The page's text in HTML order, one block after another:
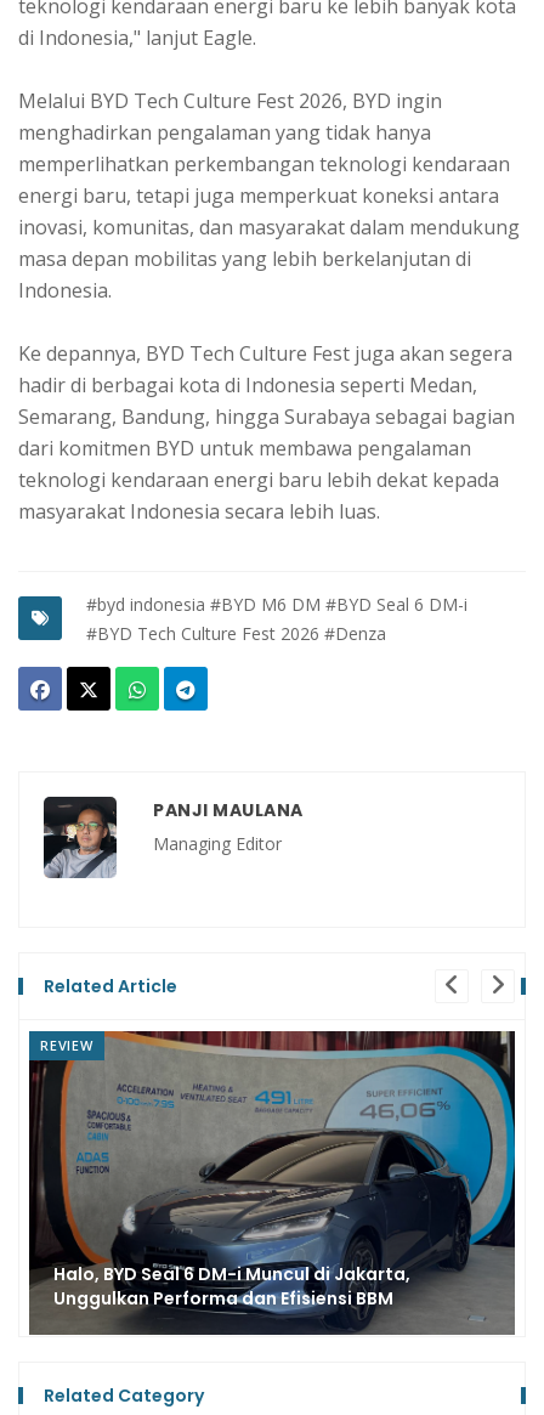
teknologi kendaraan energi baru ke lebih banyak kota
di Indonesia," lanjut Eagle.
Melalui BYD Tech Culture Fest 2026, BYD ingin
menghadirkan pengalaman yang tidak hanya
memperlihatkan perkembangan teknologi kendaraan
energi baru, tetapi juga memperkuat koneksi antara
inovasi, komunitas, dan masyarakat dalam mendukung
masa depan mobilitas yang lebih berkelanjutan di
Indonesia.
Ke depannya, BYD Tech Culture Fest juga akan segera
hadir di berbagai kota di Indonesia seperti Medan,
Semarang, Bandung, hingga Surabaya sebagai bagian
dari komitmen BYD untuk membawa pengalaman
teknologi kendaraan energi baru lebih dekat kepada
masyarakat Indonesia secara lebih luas.
#byd indonesia #BYD M6 DM #BYD Seal 6 DM-i
#BYD Tech Culture Fest 2026 #Denza
PANJI MAULANA
Managing Editor
Related Article
NEWS
Super Irit, PHEV Terbaru BYD M6 DM, Konsumsi
Bensin Tembus 65 Km/Liter
Related Category